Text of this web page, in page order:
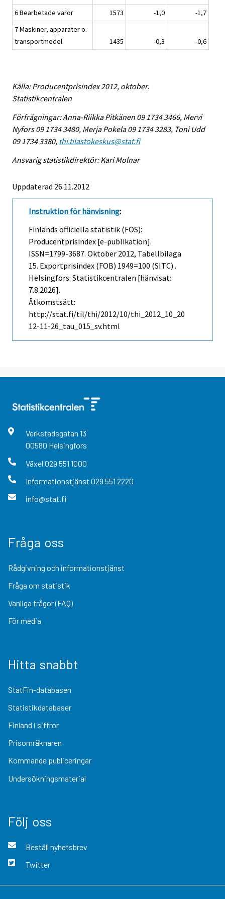
6 Bearbetade varor
1573 -1,0
-1,7
7 Maskiner, apparater o.
transportmedel
1435 -0,3 -0,6
Källa: Producentprisindex 2012, oktober.
Statistikcentralen
Förfrågningar: Anna-Riikka Pitkänen 09 1734 3466, Mervi
Nyfors 09 1734 3480, Merja Pokela 09 1734 3283, Toni Udd
09 1734 3380, thi.tilastokeskus@stat.fi
Ansvarig statistikdirektör: Kari Molnar
Uppdaterad 26.11.2012
Instruktion för hänvisning:
Finlands officiella statistik (FOS):
Producentprisindex [e-publikation].
ISSN=1799-3687. Oktober 2012, Tabellbilaga
15. Exportprisindex (FOB) 1949=100 (SITC) .
Helsingfors: Statistikcentralen [hänvisat:
7.8.2026].
Åtkomstsätt:
http://stat.fi/til/thi/2012/10/thi_2012_10_20
12-11-26_tau_015_sv.html
Verkstadsgatan 13
00580 Helsingfors
Växel 029 551 1000
Informationstjänst 029 551 2220
info@stat.fi
Fråga oss
Rådgivning och informationstjänst
Fråga om statistik
Vanliga frågor (FAQ)
För media
Hitta snabbt
StatFin-databasen
Statistikdatabaser
Finland i siffror
Prisomräknaren
Kommande publiceringar
Undersökningsmaterial
Följ oss
Beställ nyhetsbrev
Twitter